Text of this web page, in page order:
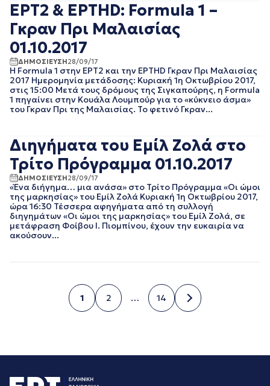
ΑΠΡΙΛΙΟΣ 2017
ΦΕΒΡΟΥΑΡΙΟΣ 2017
ΝΟΕΜΒΡΙΟΣ 2016
ΟΚΤΩΒΡΙΟΣ 2016
ΣΕΠΤΕΜΒΡΙΟΣ 2016
ΑΥΓΟΥΣΤΟΣ 2016
ΟΚΤΩΒΡΙΟΣ 2015
ΕΡΤ2 & ΕΡΤHD: Formula 1 –
Γκραν Πρι Μαλαισίας
01.10.2017
ΔΗΜΟΣΙΕΥΣΗ28/09/17
Η Formula 1 στην ΕΡΤ2 και την ΕΡΤHD Γκραν Πρι Μαλαισίας
2017 Ημερομηνία μετάδοσης: Κυριακή 1η Οκτωβρίου 2017,
στις 15:00 Μετά τους δρόμους της Σιγκαπούρης, η Formula
1 πηγαίνει στην Κουάλα Λουμπούρ για το «κύκνειο άσμα»
του Γκραν Πρι της Μαλαισίας. Το φετινό Γκραν...
Διηγήματα του Εμίλ Ζολά στο
Τρίτο Πρόγραμμα 01.10.2017
ΔΗΜΟΣΙΕΥΣΗ28/09/17
«Ένα διήγημα… μια ανάσα» στο Τρίτο Πρόγραμμα «Οι ώμοι
της μαρκησίας» του Εμίλ Ζολά Κυριακή 1η Οκτωβρίου 2017,
ώρα 16:30 Τέσσερα αφηγήματα από τη συλλογή
διηγημάτων «Οι ώμοι της μαρκησίας» του Εμίλ Ζολά, σε
μετάφραση Φοίβου Ι. Πιομπίνου, έχουν την ευκαιρία να
ακούσουν...
Σελίδα
1
Σελίδα
2
…
Σελίδα
14